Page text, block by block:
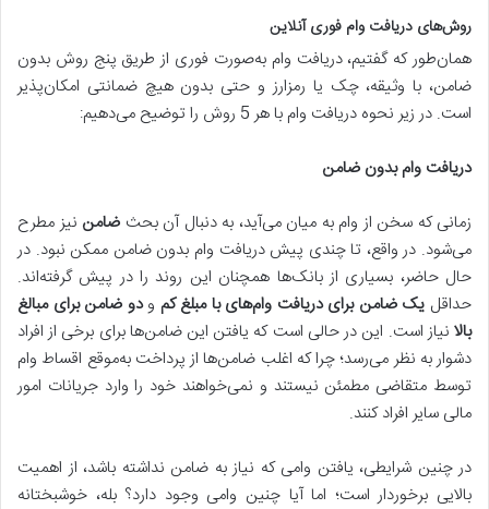
روش‌های دریافت وام فوری آنلاین
همان‌طور که گفتیم، دریافت وام به‌صورت فوری از طریق پنج روش بدون
ضامن، با وثیقه، چک یا رمزارز و حتی بدون هیچ ضمانتی امکان‌پذیر
است. در زیر نحوه دریافت وام با هر 5 روش را توضیح می‌دهیم:
دریافت وام بدون ضامن
زمانی که سخن از وام به میان می‌آید، به دنبال آن بحث ضامن نیز مطرح
می‌شود. در واقع، تا چندی پیش دریافت وام بدون ضامن ممکن نبود. در
حال حاضر، بسیاری از بانک‌ها همچنان این روند را در پیش گرفته‌اند.
حداقل یک ضامن برای دریافت وام‌های با مبلغ کم ودو ضامن برای مبالغ
بالا نیاز است. این در حالی است که یافتن این ضامن‌ها برای برخی از افراد
دشوار به نظر می‌رسد؛ چرا که اغلب ضامن‌ها از پرداخت به‌موقع اقساط وام
توسط متقاضی مطمئن نیستند و نمی‌خواهند خود را وارد جریانات امور
مالی سایر افراد کنند.
در چنین شرایطی، یافتن وامی که نیاز به ضامن نداشته باشد، از اهمیت
بالایی برخوردار است؛ اما آیا چنین وامی وجود دارد؟ بله، خوشبختانه